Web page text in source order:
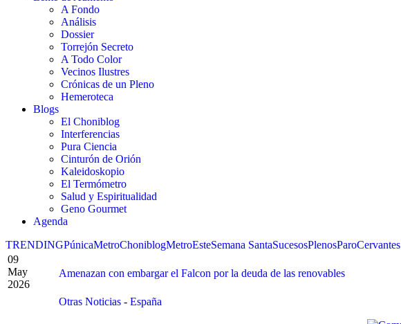
A Fondo
Análisis
Dossier
Torrejón Secreto
A Todo Color
Vecinos Ilustres
Crónicas de un Pleno
Hemeroteca
Blogs
El Choniblog
Interferencias
Pura Ciencia
Cinturón de Orión
Kaleidoskopio
El Termómetro
Salud y Espiritualidad
Geno Gourmet
Agenda
TRENDINGPúnicaMetroChoniblogMetroEsteSemana SantaSucesosPlenosParoCervantes
09
May
2026
Amenazan con embargar el Falcon por la deuda de las renovables
Otras Noticias - España